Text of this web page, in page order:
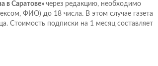
в Саратове» через редакцию, необходимо
ФИО) до 18 числа. В этом случае газета
Стоимость подписки на 1 месяц составляет